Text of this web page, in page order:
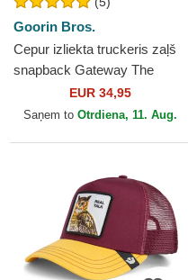
Goorin Bros.
Cepur izliekta truckeris zaļš
snapback Gateway The
Farm no Goorin Bros.
EUR 34,95
Saņem to Otrdiena, 11. Aug.